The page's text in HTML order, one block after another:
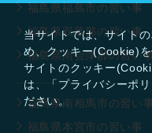
当サイトでは、サイト
め、クッキー(Cookie)を
サイトのクッキー
は、「プライバシーポ
ださい。
福島県福島市の習い事
福島県双葉郡の習い事
福島県南会津郡の習い
福島県南相馬市の習い
福島県本宮市の習い事